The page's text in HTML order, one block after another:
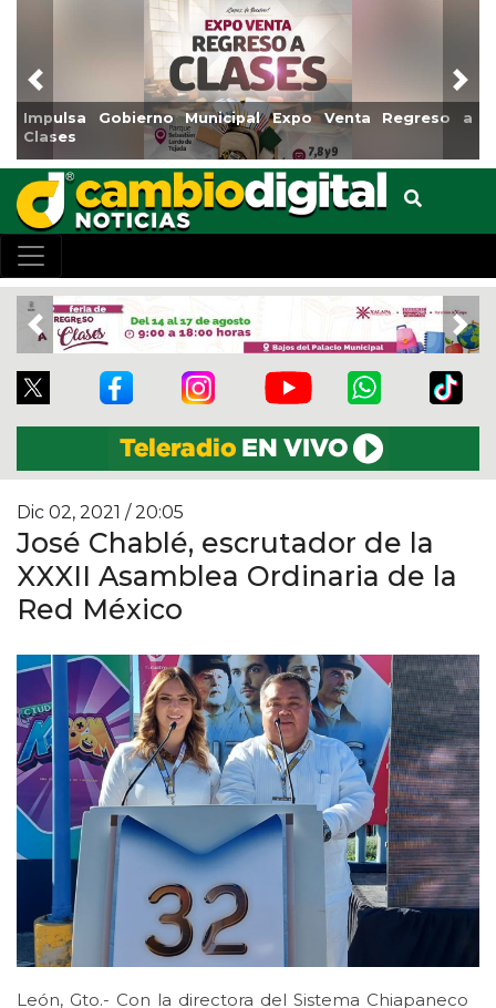
Impulsa Gobierno Municipal Expo Venta Regreso a
Clases
Previous
Previous
Dic 02, 2021 / 20:05
José Chablé, escrutador de la
XXXII Asamblea Ordinaria de la
Red México
León, Gto.- Con la directora del Sistema Chiapaneco